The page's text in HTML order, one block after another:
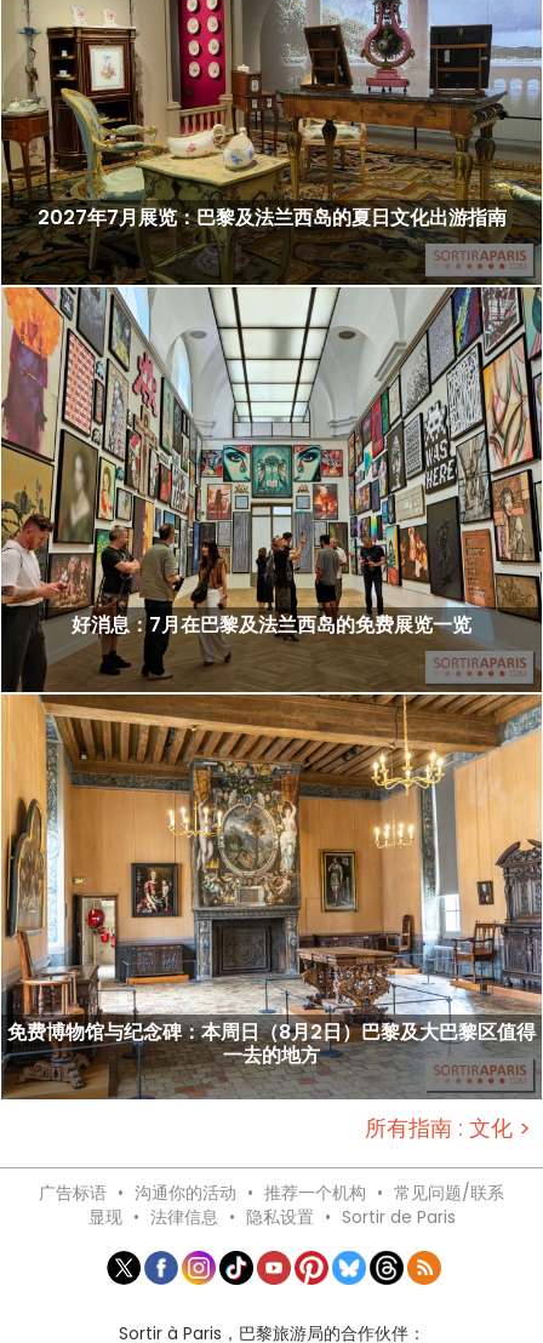
2027年7月展览：巴黎及法兰西岛的夏日文化出游指南
好消息：7月在巴黎及法兰西岛的免费展览一览
免费博物馆与纪念碑：本周日（8月2日）巴黎及大巴黎区值得
一去的地方
所有指南 : 文化 >
广告标语 • 沟通你的活动 • 推荐一个机构 • 常见问题/联系
显现 • 法律信息 • 隐私设置 • Sortir de Paris
Sortir à Paris，巴黎旅游局的合作伙伴：